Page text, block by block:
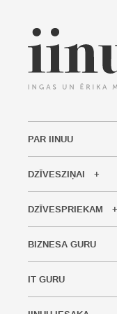
PAR IINUU
DZĪVESZIŅAI
DZĪVESPRIEKAM
BIZNESA GURU
IT GURU